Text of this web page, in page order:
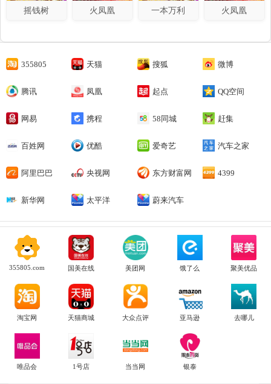
摇钱树 火凤凰 一本万利 火凤凰
355805 天猫 搜狐 微博
腾讯 凤凰 起点 QQ空间
网易 携程 58同城 赶集
百姓网 优酷 爱奇艺 汽车之家
阿里巴巴 央视网 东方财富网 4399
新华网 太平洋 蔚来汽车
355805.com 国美在线 美团网 饿了么 聚美优品
淘宝网 天猫商城 大众点评 亚马逊 去哪儿
唯品会 1号店 当当网 银泰